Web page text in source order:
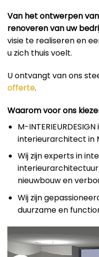
Van het ontwerpen
renoveren van uw
visie te realiseren en
u zich thuis voelt.
U ontvangt van ons
offerte.
Waarom voor ons
M-
interieurarchitect in
Wij zijn experts in
nieuwbouw en
Wij zijn
duurzame en